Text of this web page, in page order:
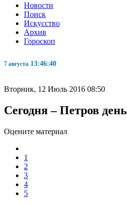
Новости
Поиск
Искусство
Архив
Гороскоп
7 августа 13:46:41
Вторник, 12 Июль 2016 08:50
Сегодня – Петров день
Оцените материал
1
2
3
4
5